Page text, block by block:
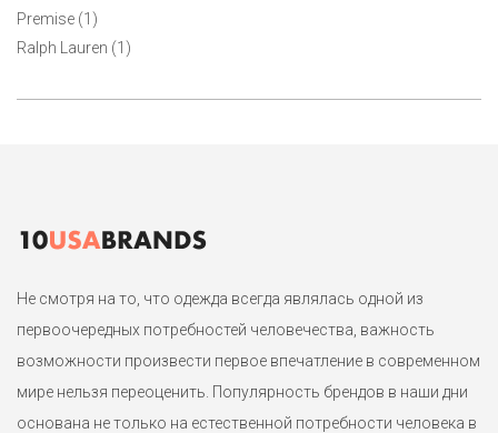
Premise (1)
Ralph Lauren (1)
Не смотря на то, что одежда всегда являлась одной из
первоочередных потребностей человечества, важность
возможности произвести первое впечатление в современном
мире нельзя переоценить. Популярность брендов в наши дни
основана не только на естественной потребности человека в